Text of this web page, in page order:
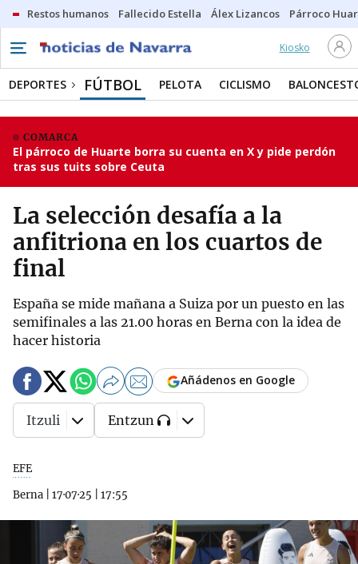
Restos humanos Fallecido Estella Álex Lizancos Párroco
Kiosko
DEPORTES FÚTBOL PELOTA CICLISMO
COMARCA
El párroco de Huarte borra su cuenta en X y pide perdón
tras sus tuits sobre Ceuta
La selección desafía a la
anfitriona en los cuartos de
final
España se mide mañana a Suiza por un puesto en las
semifinales a las 21.00 horas en Berna con la idea de
hacer historia
EFE
Berna
17·07·25 17:55
Añádenos en Google
Itzuli Entzun